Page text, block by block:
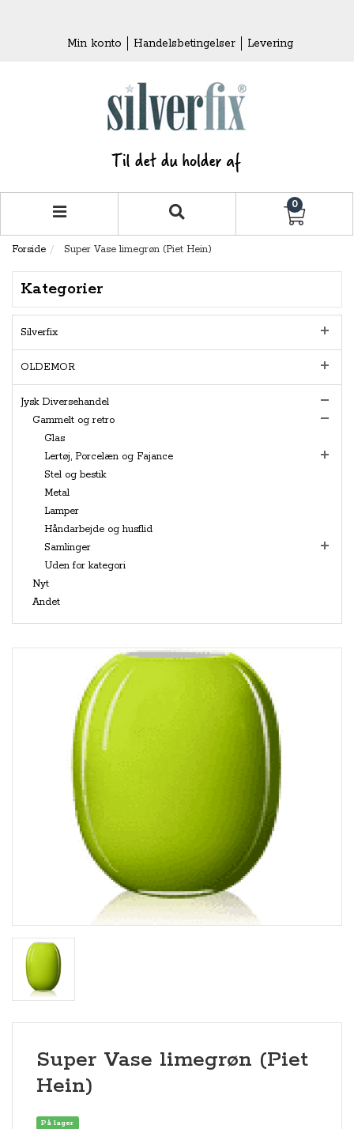
Min konto Handelsbetingelser Levering
0
Forside Super Vase limegrøn (Piet Hein)
Kategorier
Silverfix
OLDEMOR
Jysk Diversehandel
Gammelt og retro
Glas
Lertøj, Porcelæn og Fajance
Stel og bestik
Metal
Lamper
Håndarbejde og husflid
Samlinger
Uden for kategori
Nyt
Andet
Super Vase limegrøn (Piet
Hein)
På lager